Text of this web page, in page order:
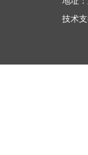
技术